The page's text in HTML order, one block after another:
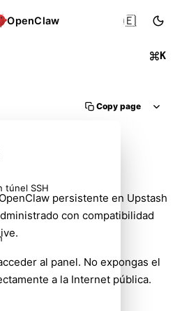
OpenClaw
K
🇪🇸
Copy page
persistente en Upstash
con compatibilidad
al panel. No expongas el
a la Internet pública.
túnel SSH